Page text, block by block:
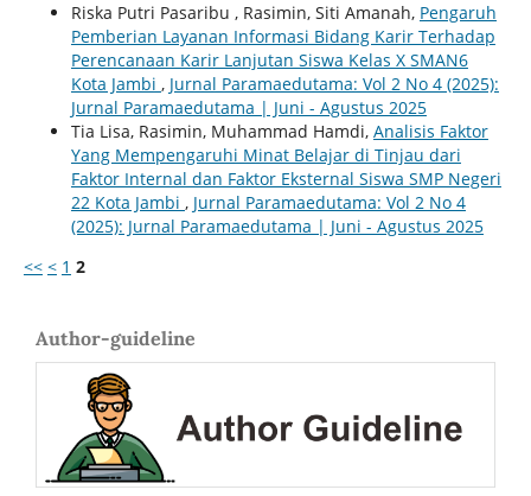
Riska Putri Pasaribu , Rasimin, Siti Amanah, Pengaruh
Pemberian Layanan Informasi Bidang Karir Terhadap
Perencanaan Karir Lanjutan Siswa Kelas X SMAN6
Kota Jambi , Jurnal Paramaedutama: Vol 2 No 4 (2025):
Jurnal Paramaedutama | Juni - Agustus 2025
Tia Lisa, Rasimin, Muhammad Hamdi, Analisis Faktor
Yang Mempengaruhi Minat Belajar di Tinjau dari
Faktor Internal dan Faktor Eksternal Siswa SMP Negeri
22 Kota Jambi , Jurnal Paramaedutama: Vol 2 No 4
(2025): Jurnal Paramaedutama | Juni - Agustus 2025
<< < 1 2
Author-guideline